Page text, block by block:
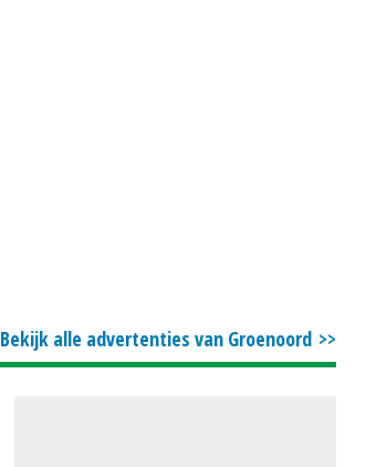
Bekijk alle advertenties van Groenoord